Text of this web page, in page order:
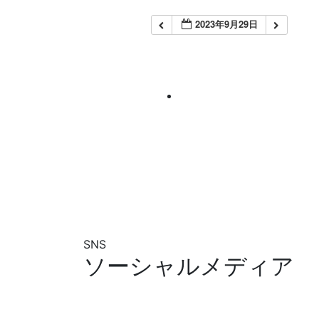
2023年9月29日
SNS
ソーシャルメディア